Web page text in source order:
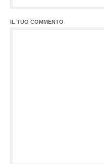
IL TUO COMMENTO